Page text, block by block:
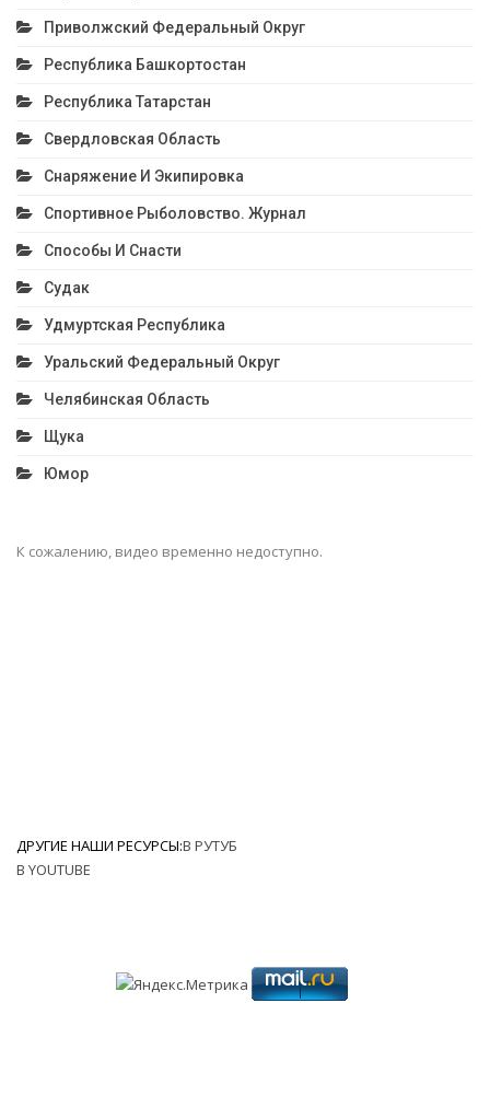
Приволжский Федеральный Округ
Республика Башкортостан
Республика Татарстан
Свердловская Область
Снаряжение И Экипировка
Спортивное Рыболовство. Журнал
Способы И Снасти
Судак
Удмуртская Республика
Уральский Федеральный Округ
Челябинская Область
Щука
Юмор
К сожалению, видео временно недоступно.
ДРУГИЕ НАШИ РЕСУРСЫ:В РУТУБ
В YOUTUBE